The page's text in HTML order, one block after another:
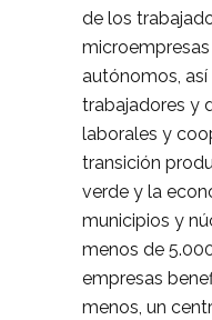
de los
autónomos,
trabajadores y
laborales y
transición
verde y la
municipios y
menos de
empresas
menos, un